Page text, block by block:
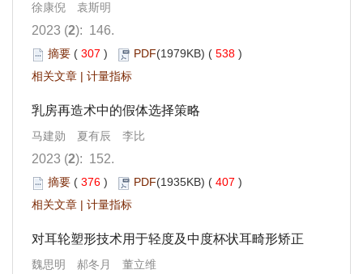
徐康倪 袁斯明
2023 (2): 146.
摘要 ( 307 ) PDF(1979KB) ( 538 )
相关文章 | 计量指标
乳房再造术中的假体选择策略
马建勋 夏有辰 李比
2023 (2): 152.
摘要 ( 376 ) PDF(1935KB) ( 407 )
相关文章 | 计量指标
对耳轮塑形技术用于轻度及中度杯状耳畸形矫正
魏思明 郝冬月 董立维